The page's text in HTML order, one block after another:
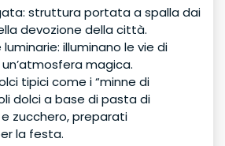
struttura portata a spalla dai
devozione della città.
luminarie: illuminano le vie di
magica.
tipici come i “minne di
dolci a base di pasta di
zucchero, preparati
la festa.